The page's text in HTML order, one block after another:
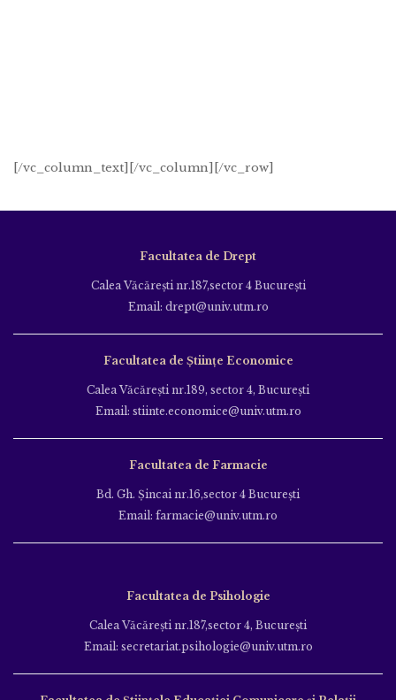
[/vc_column_text][/vc_column][/vc_row]
Facultatea de Drept
Calea Văcăreşti nr.187,sector 4 Bucureşti
Email: drept@univ.utm.ro
Facultatea de Științe Economice
Calea Văcăreşti nr.189, sector 4, Bucureşti
Email: stiinte.economice@univ.utm.ro
Facultatea de Farmacie
Bd. Gh. Şincai nr.16,sector 4 Bucureşti
Email: farmacie@univ.utm.ro
Facultatea de Psihologie
Calea Văcăreşti nr.187,sector 4, Bucureşti
Email: secretariat.psihologie@univ.utm.ro